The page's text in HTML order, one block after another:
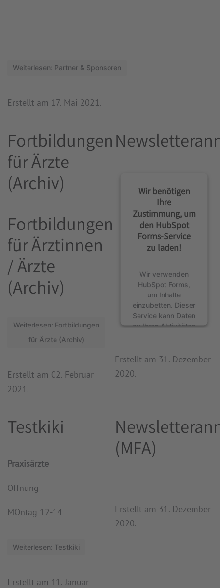
Weiterlesen: Partner & Sponsoren
Erstellt am 17. Mai 2021.
Fortbildungen
für Ärzte
(Archiv)
Fortbildungen
für Ärztinnen
/ Ärzte
(Archiv)
Weiterlesen: Fortbildungen
für Ärzte (Archiv)
Erstellt am 02. Februar
2021.
Wir benötigen
Ihre
Zustimmung, um
den HubSpot
Forms-Service
zu laden!
Wir verwenden
HubSpot Forms,
um Inhalte
einzubetten. Dieser
Service kann Daten
zu Ihren Aktivitäten
Details durch und
Mehr
Informationen
Management
Erstellt am 31. Dezember
2020.
Testkiki
Praxisärzte
Öffnung
MOntag 12-14
Weiterlesen: Testkiki
Erstellt am 11. Januar
(MFA)
Erstellt am 31. Dezember
2020.